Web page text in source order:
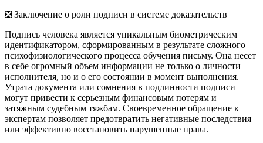
❎ Заключение о роли подписи в системе доказательств
Подпись человека является уникальным биометрическим
идентификатором, сформированным в результате сложного
психофизиологического процесса обучения письму. Она несет
в себе огромный объем информации не только о личности
исполнителя, но и о его состоянии в момент выполнения.
Утрата документа или сомнения в подлинности подписи
могут привести к серьезным финансовым потерям и
затяжным судебным тяжбам. Своевременное обращение к
экспертам позволяет предотвратить негативные последствия
или эффективно восстановить нарушенные права.